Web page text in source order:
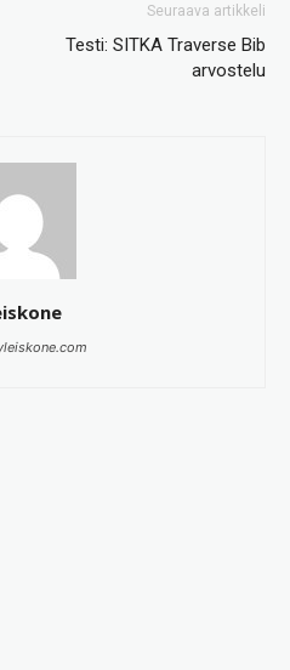
Seuraava artikkeli
Testi: SITKA Traverse Bib
arvostelu